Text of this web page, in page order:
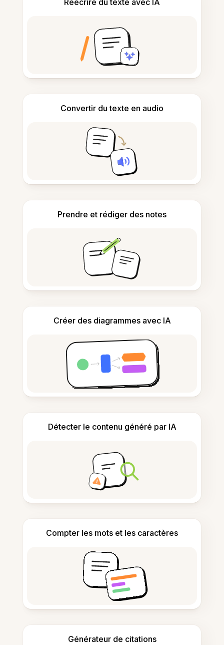
Réécrire du texte avec IA
Convertir du texte en audio
Prendre et rédiger des notes
Créer des diagrammes avec IA
Détecter le contenu généré par IA
Compter les mots et les caractères
Générateur de citations